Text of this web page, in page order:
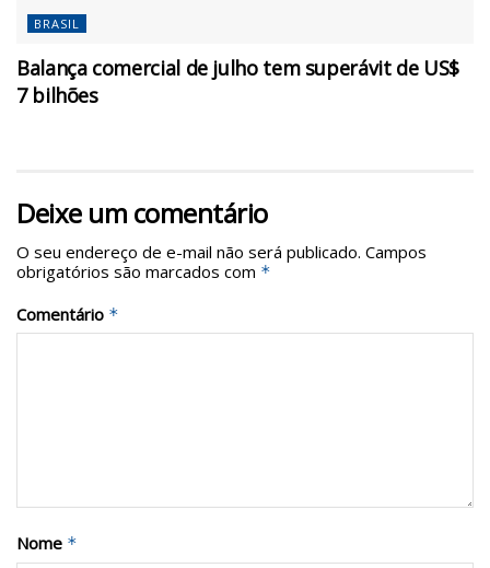
BRASIL
Balança comercial de julho tem superávit de US$
7 bilhões
Deixe um comentário
O seu endereço de e-mail não será publicado. Campos
obrigatórios são marcados com *
Comentário *
Nome *